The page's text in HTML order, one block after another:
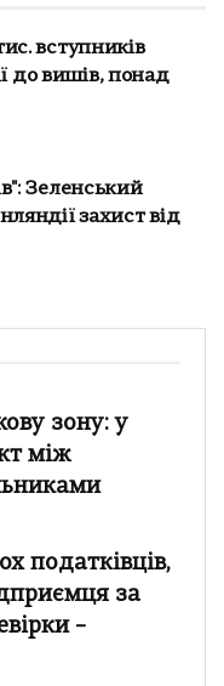
вступників
до вишів, понад
Зеленський
захист від
зону: у
між
податківців,
за
–